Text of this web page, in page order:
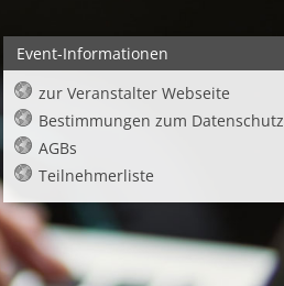
Event-Informationen
zur Veranstalter Webseite
Bestimmungen zum Datenschutz
AGBs
Teilnehmerliste